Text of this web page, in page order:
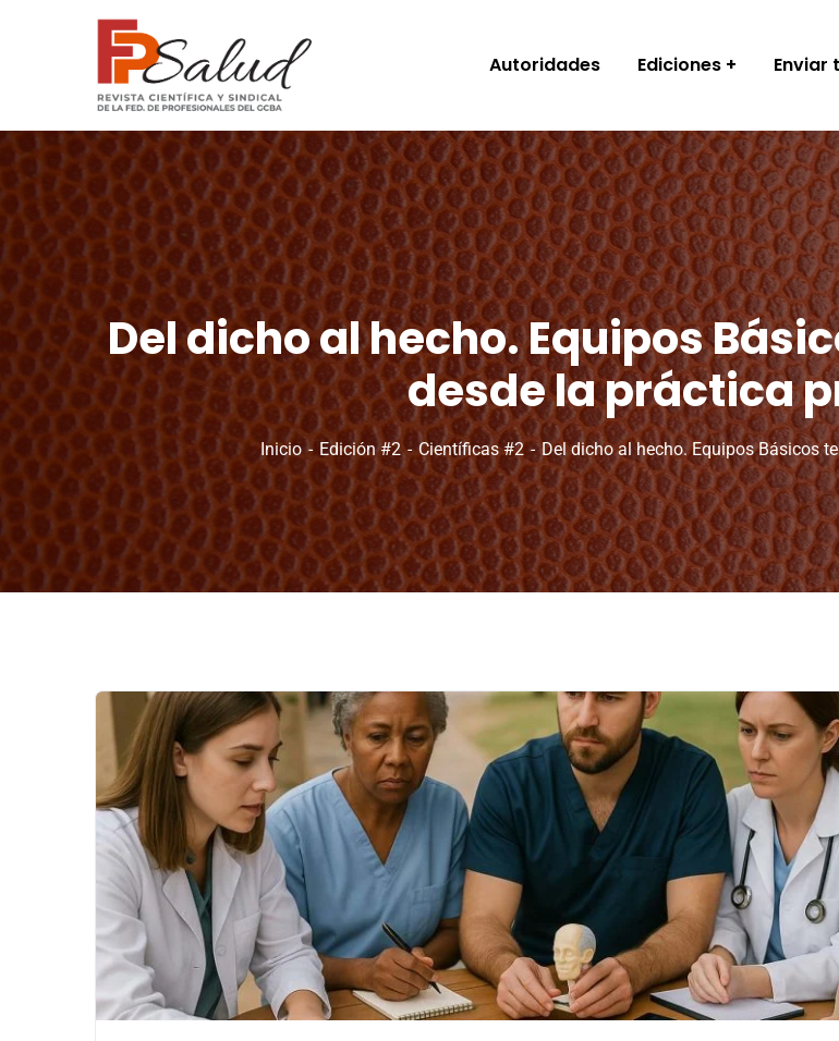
Autoridades Ediciones Enviar
Del dicho al hecho. Equipos
desde la práctica
Inicio Edición #2 Científicas #2 Del dicho al hecho. Equipos Básicos